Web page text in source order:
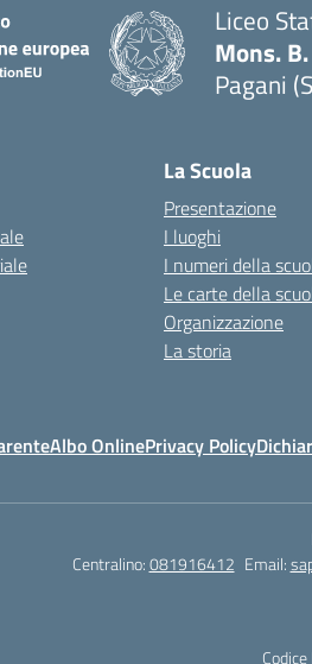
Liceo
Mons.
Pagani
La Scuola
Presentazione
I luoghi
I numeri della
Le carte della
Organizzazione
La storia
Albo OnlinePrivacy Policy
Centralino:081916412 Email: